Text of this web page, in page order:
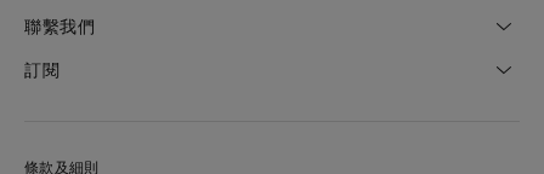
聯繫我們
訂閱
條款及細則